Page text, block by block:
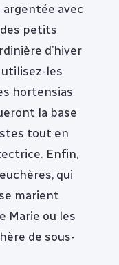
avec
petits
d’hiver
les
hortensias
la base
tout en
Enfin,
qui
marient
Marie ou les
de sous-